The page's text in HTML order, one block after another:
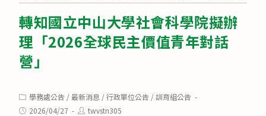
轉知國立中山大學社會科學院擬辦
理「2026全球民主價值青年對話
營」
Post
category:
學務處公告 /最新消息 /行政單位公告 /訓育組公告
Post2026/04/27
Posttwvstn305